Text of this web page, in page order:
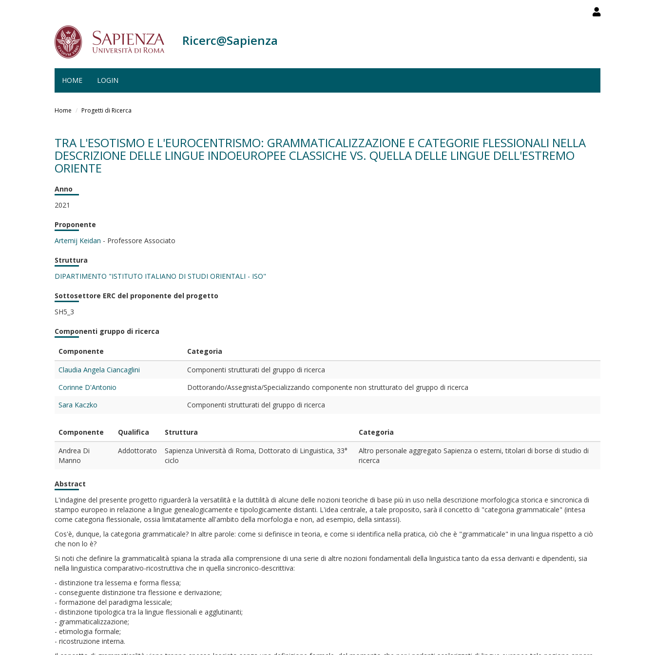
Ricerc@Sapienza
HOME LOGIN
Home Progetti di Ricerca
TRA L'ESOTISMO E L'EUROCENTRISMO: GRAMMATICALIZZAZIONE E CATEGORIE FLESSIONALI NELLA
DESCRIZIONE DELLE LINGUE INDOEUROPEE CLASSICHE VS. QUELLA DELLE LINGUE DELL'ESTREMO
ORIENTE
Anno
2021
Proponente
Artemij Keidan - Professore Associato
Struttura
DIPARTIMENTO "ISTITUTO ITALIANO DI STUDI ORIENTALI - ISO"
Sottosettore ERC del proponente del progetto
SH5_3
Componenti gruppo di ricerca
Componente
Categoria
Claudia Angela Ciancaglini
Componenti strutturati del gruppo di ricerca
Corinne D'Antonio
Dottorando/Assegnista/Specializzando componente non strutturato del gruppo di ricerca
Sara Kaczko
Componenti strutturati del gruppo di ricerca
Componente Qualifica Struttura
Categoria
Andrea Di
Manno
Addottorato
Sapienza Università di Roma, Dottorato di Linguistica, 33°
ciclo
Altro personale aggregato Sapienza o esterni, titolari di borse di studio di
ricerca
Abstract
L'indagine del presente progetto riguarderà la versatilità e la duttilità di alcune delle nozioni teoriche di base più in uso nella descrizione morfologica storica e sincronica di
stampo europeo in relazione a lingue genealogicamente e tipologicamente distanti. L'idea centrale, a tale proposito, sarà il concetto di "categoria grammaticale" (intesa
come categoria flessionale, ossia limitatamente all'ambito della morfologia e non, ad esempio, della sintassi).
Cos'è, dunque, la categoria grammaticale? In altre parole: come si definisce in teoria, e come si identifica nella pratica, ciò che è "grammaticale" in una lingua rispetto a ciò
che non lo è?
Si noti che definire la grammaticalità spiana la strada alla comprensione di una serie di altre nozioni fondamentali della linguistica tanto da essa derivanti e dipendenti, sia
nella linguistica comparativo-ricostruttiva che in quella sincronico-descrittiva:
- distinzione tra lessema e forma flessa;
- conseguente distinzione tra flessione e derivazione;
- formazione del paradigma lessicale;
- distinzione tipologica tra la lingue flessionali e agglutinanti;
- grammaticalizzazione;
- etimologia formale;
- ricostruzione interna.